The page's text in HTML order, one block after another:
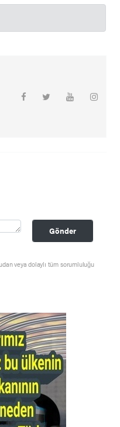
Gönder
veya dolaylı tüm sorumluluğu